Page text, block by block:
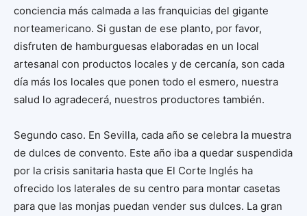
conciencia más calmada a las franquicias del gigante
norteamericano. Si gustan de ese planto, por favor,
disfruten de hamburguesas elaboradas en un local
artesanal con productos locales y de cercanía, son cada
día más los locales que ponen todo el esmero, nuestra
salud lo agradecerá, nuestros productores también.
Segundo caso. En Sevilla, cada año se celebra la muestra
de dulces de convento. Este año iba a quedar suspendida
por la crisis sanitaria hasta que El Corte Inglés ha
ofrecido los laterales de su centro para montar casetas
para que las monjas puedan vender sus dulces. La gran